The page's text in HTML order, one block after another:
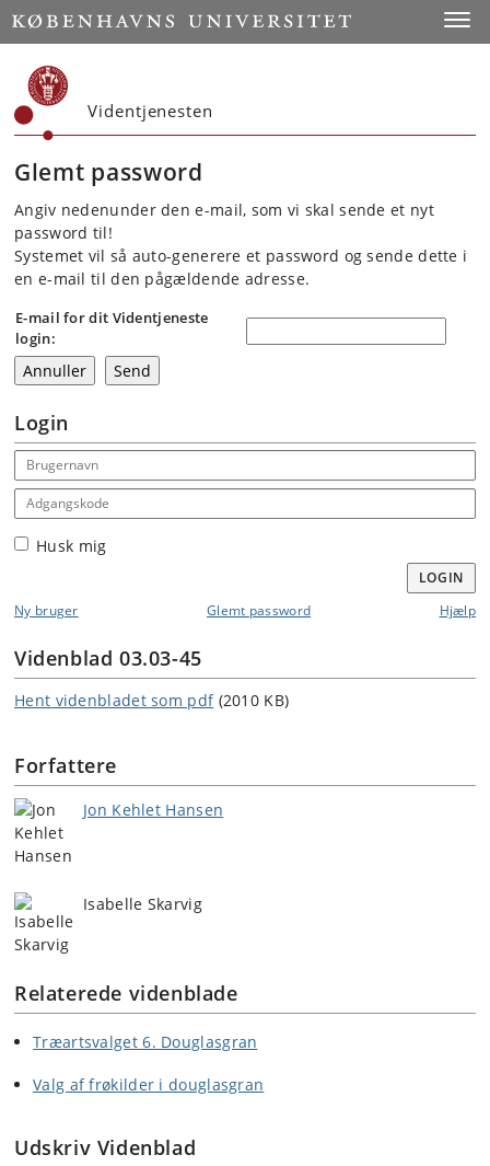
Start
Videntjenesten
Glemt password
Angiv nedenunder den e-mail, som vi skal sende et nyt
password til!
Systemet vil så auto-generere et password og sende dette i
en e-mail til den pågældende adresse.
E-mail for dit Videntjeneste
login:
Login
Email address
Adgangskode
Husk mig
LOGIN
Ny bruger
Glemt password Hjælp
Videnblad 03.03-45
Hent videnbladet som pdf (2010 KB)
Forfattere
Jon Kehlet Hansen
Isabelle Skarvig
Relaterede videnblade
Træartsvalget 6. Douglasgran
Valg af frøkilder i douglasgran
Udskriv Videnblad